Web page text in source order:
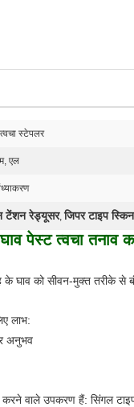
स्टेपलर
एल
टेंशन रेड्यूसर,जिपर टाइप
पेस्ट त्वचा तनाव
घाव को सीवन-मुक्त तरीके से
लाभ:
अनुभव
करने वाले उपकरण हैं: सिंगल